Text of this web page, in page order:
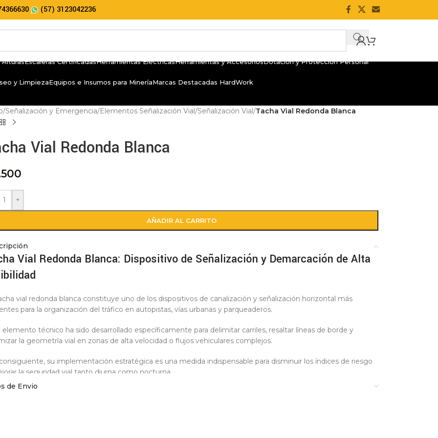
(57) 3123042236
Escaleras CertificadasHerramientas EléctricasHerramientas y AccesoriosDotación y Protección Personal
y LimpiezaEquipos e Insumos para MineríaMarcas Destacadas HardWork
/Señalización y Emergencia/Elementos Señalización Vial/Señalización Vial/Tacha Vial Redonda Blanca
Vial Redonda Blanca
+
AÑADIR AL CARRITO
Vial Redonda Blanca: Dispositivo de Señalización y Demarcación de Alta
vial redonda blanca constituye uno de los dispositivos de canalización y señalización horizontal más
para la organización del tráfico en autopistas, vías urbanas y parqueaderos.
elemento técnico ha sido desarrollado específicamente para delimitar carriles, resaltar líneas de borde y
la geometría vial en zonas de alta velocidad o flujos vehiculares complejos.
su implementación estratégica es una medida indispensable para disminuir los índices de riesgo
la seguridad vial tanto diurna como nocturna.
lugar, la geometría circular de esta tacha otorga una ventaja operativa superior en comparación con
de Envio